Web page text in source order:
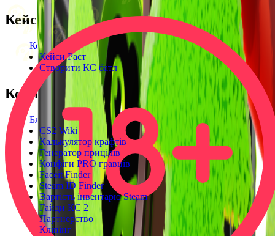
Кейси
Кейси КС2
Кейси Раст
Створити КС батл
Корисне
Блог
CS2 Wiki
Калькулятор крафтів
Генератор прицілів
Конфіги PRO гравців
Faceit Finder
Steam ID Finder
Вартість інвентарю Steam
Гайди КС 2
Партнерство
Кліпінг